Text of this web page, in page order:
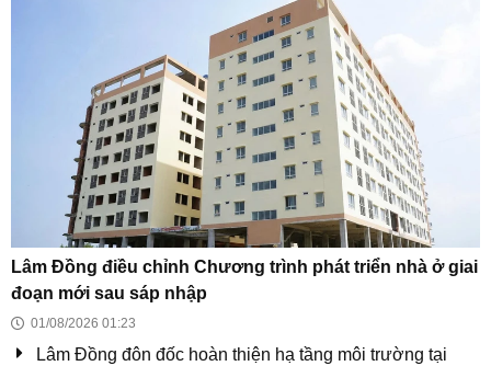
TP HCM yêu cầu bàn giao 100% mặt bằng cao tốc
TPHCM - Chơn Thành trước 30/9